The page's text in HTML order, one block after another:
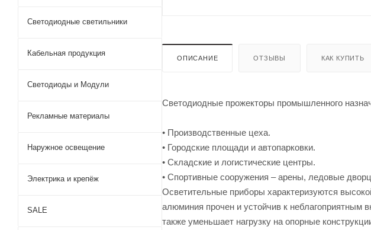
ОПИСАНИЕ ОТЗЫВЫ КАК КУПИТЬ
Светодиодные прожекторы промышленного
• Производственные цеха.
• Городские площади и автопарковки.
• Складские и логистические центры.
• Спортивные сооружения – арены, ледовые
Осветительные приборы характеризуются
алюминия прочен и устойчив к неблагоприятным
также уменьшает нагрузку на опорные
Светодиодные светильники
Кабельная продукция
Светодиоды и Модули
Рекламные материалы
Наружное освещение
Электрика и крепёж
SALE